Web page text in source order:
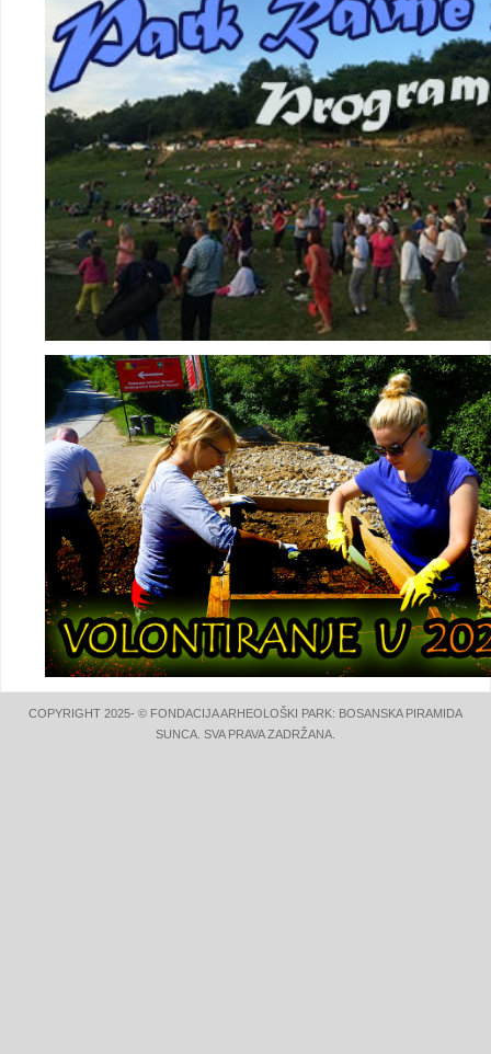
COPYRIGHT 2025- © FONDACIJA ARHEOLOŠKI PARK: BOSANSKA PIRAMIDA
SUNCA. SVA PRAVA ZADRŽANA.